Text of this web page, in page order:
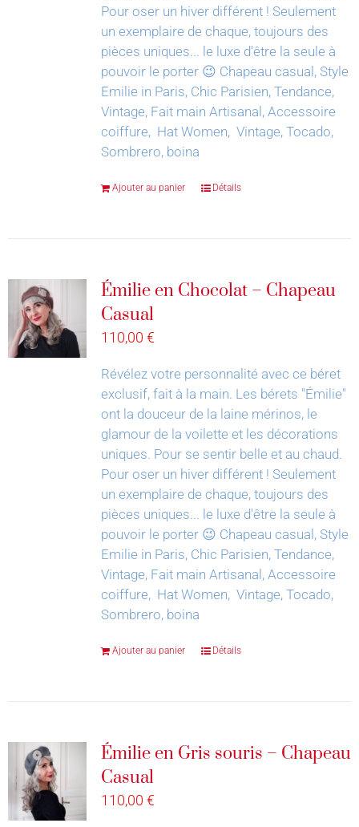
Pour oser un hiver différent ! Seulement
un exemplaire de chaque, toujours des
pièces uniques... le luxe d'être la seule à
pouvoir le porter 😉 Chapeau casual, Style
Emilie in Paris, Chic Parisien, Tendance,
Vintage, Fait main Artisanal, Accessoire
coiffure, Hat Women, Vintage, Tocado,
Sombrero, boina
Ajouter au panier Détails
Émilie en Chocolat – Chapeau
Casual
110,00 €
Révélez votre personnalité avec ce béret
exclusif, fait à la main. Les bérets "Émilie"
ont la douceur de la laine mérinos, le
glamour de la voilette et les décorations
uniques. Pour se sentir belle et au chaud.
Pour oser un hiver différent ! Seulement
un exemplaire de chaque, toujours des
pièces uniques... le luxe d'être la seule à
pouvoir le porter 😉 Chapeau casual, Style
Emilie in Paris, Chic Parisien, Tendance,
Vintage, Fait main Artisanal, Accessoire
coiffure, Hat Women, Vintage, Tocado,
Sombrero, boina
Ajouter au panier Détails
Émilie en Gris souris – Chapeau
Casual
110,00 €